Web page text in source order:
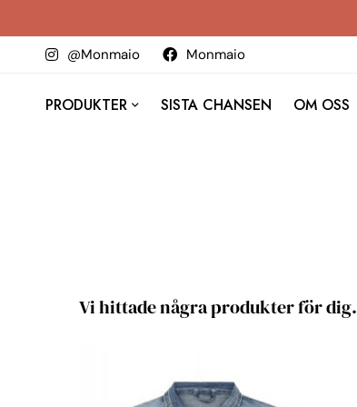
@Monmaio Monmaio
PRODUKTER SISTA CHANSEN OM OSS
Vi hittade några produkter för dig.